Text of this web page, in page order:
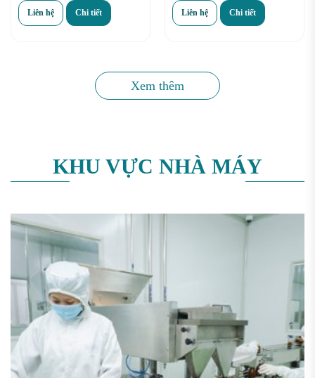
xuất hiện khi chúng ta già
đi. Tuy nhiên, giờ đây với
trước màn hình máy tính đã
khiến cho những vấn đề về
Liên hệ Chi tiết
bởi đa số người tiêu dùng
và nó cũng là dòng thực
Liên hệ Chi tiết
Xem thêm
KHU VỰC NHÀ MÁY